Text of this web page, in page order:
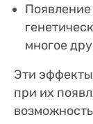
многое
Эти
при их